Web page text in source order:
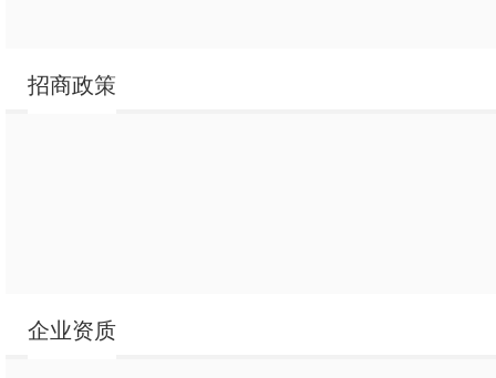
招商政策
企业资质